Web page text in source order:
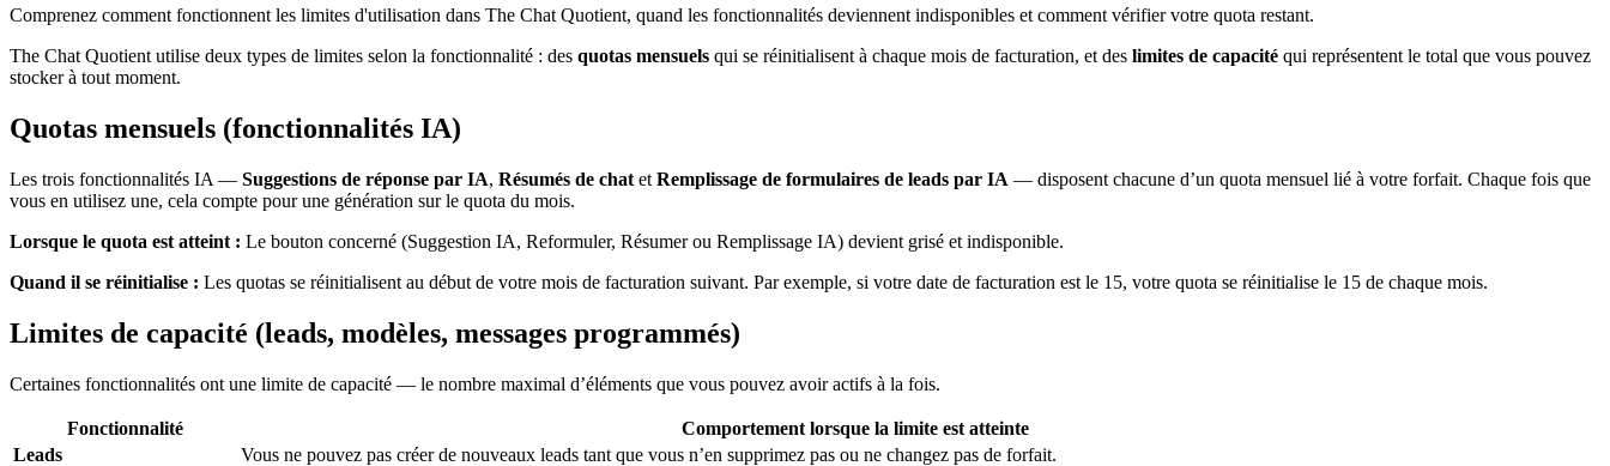
Comprenez comment fonctionnent les limites d'utilisation dans The Chat Quotient, quand les fonctionnalités deviennent indisponibles et comment vérifier votre quota restant.
The Chat Quotient utilise deux types de limites selon la fonctionnalité : des quotas mensuels qui se réinitialisent à chaque mois de facturation, et des limites de capacité qui représentent le total que vous pouvez
stocker à tout moment.
Quotas mensuels (fonctionnalités IA)
Les trois fonctionnalités IA — Suggestions de réponse par IA, Résumés de chat et Remplissage de formulaires de leads par IA — disposent chacune d’un quota mensuel lié à votre forfait. Chaque fois que
vous en utilisez une, cela compte pour une génération sur le quota du mois.
Lorsque le quota est atteint : Le bouton concerné (Suggestion IA, Reformuler, Résumer ou Remplissage IA) devient grisé et indisponible.
Quand il se réinitialise : Les quotas se réinitialisent au début de votre mois de facturation suivant. Par exemple, si votre date de facturation est le 15, votre quota se réinitialise le 15 de chaque mois.
Limites de capacité (leads, modèles, messages programmés)
Certaines fonctionnalités ont une limite de capacité — le nombre maximal d’éléments que vous pouvez avoir actifs à la fois.
Fonctionnalité
Comportement lorsque la limite est atteinte
Leads
Vous ne pouvez pas créer de nouveaux leads tant que vous n’en supprimez pas ou ne changez pas de forfait.